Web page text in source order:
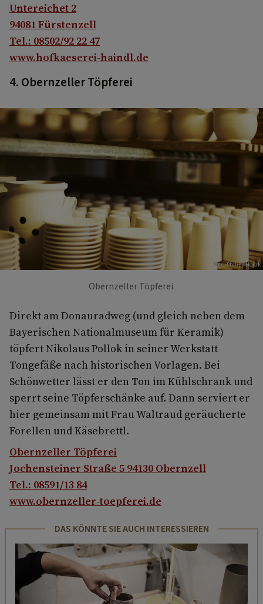
Untereichet 2
94081 Fürstenzell
Tel.: 08502/92 22 47
www.hofkaeserei-haindl.de
4. Obernzeller Töpferei
Foto: Philipp Horak
Obernzeller Töpferei.
Direkt am Donauradweg (und gleich neben dem
Bayerischen Nationalmuseum für Keramik)
töpfert Nikolaus Pollok in seiner Werkstatt
Tongefäße nach historischen Vorlagen. Bei
Schönwetter lässt er den Ton im Kühlschrank und
sperrt seine Töpferschänke auf. Dann serviert er
hier gemeinsam mit Frau Waltraud geräucherte
Forellen und Käsebrettl.
Obernzeller Töpferei
Jochensteiner Straße 5 94130 Obernzell
Tel.: 08591/13 84
www.obernzeller-toepferei.de
DAS KÖNNTE SIE AUCH INTERESSIEREN